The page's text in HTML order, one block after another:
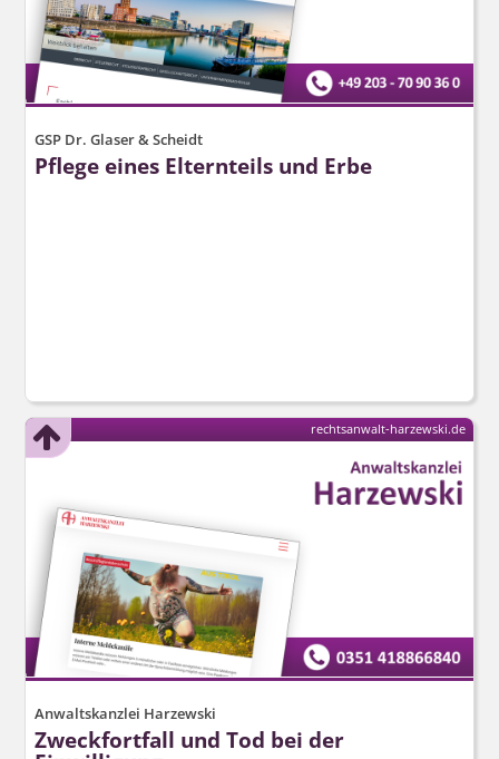
GSP Dr. Glaser & Scheidt
Pflege eines Elternteils und Erbe
Anwaltskanzlei Harzewski
Zweckfortfall und Tod bei der
rechtsanwalt-harzewski.de